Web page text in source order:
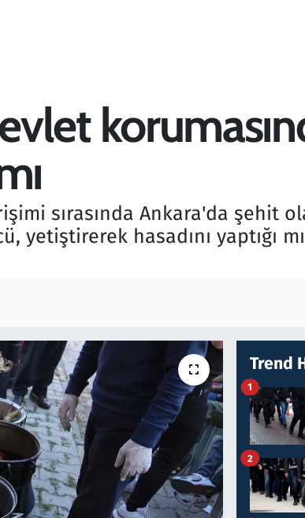
sırasında Ankara'da şehit
yetiştirerek hasadını yaptığı
Trend
1
2